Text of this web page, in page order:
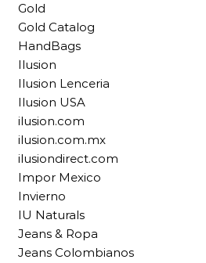
Gold
Gold Catalog
HandBags
Ilusion
Ilusion Lenceria
Ilusion USA
ilusion.com
ilusion.com.mx
ilusiondirect.com
Impor Mexico
Invierno
IU Naturals
Jeans & Ropa
Jeans Colombianos